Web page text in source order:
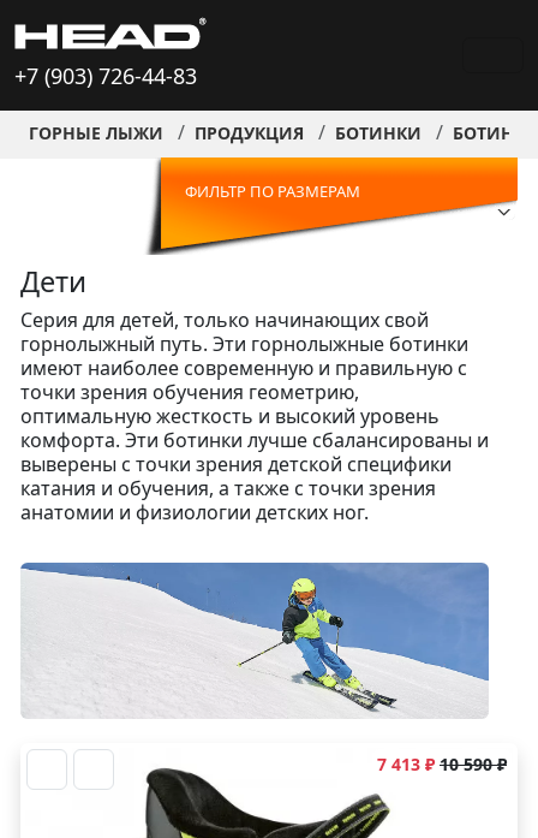
+7 (903) 726-44-83
ГОРНЫЕ ЛЫЖИ ПРОДУКЦИЯ БОТИНКИ
ФИЛЬТР ПО РАЗМЕРАМ
Дети
Серия для детей, только начинающих свой
горнолыжный путь. Эти горнолыжные ботинки
имеют наиболее современную и правильную с
точки зрения обучения геометрию,
оптимальную жесткость и высокий уровень
комфорта. Эти ботинки лучше сбалансированы и
выверены с точки зрения детской специфики
катания и обучения, а также с точки зрения
анатомии и физиологии детских ног.
7 413 ₽ 10 590 ₽